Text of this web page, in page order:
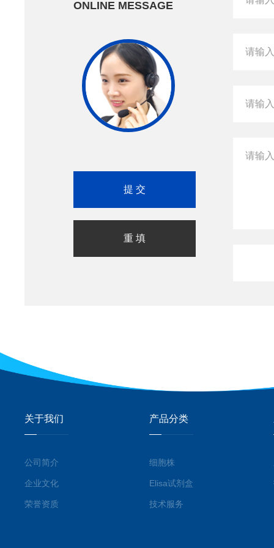
ONLINE MESSAGE
关于我们
公司简介
企业文化
荣誉资质
产品分类
细胞株
Elisa试剂盒
技术服务